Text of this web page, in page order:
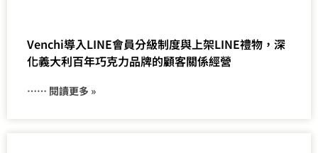
Venchi導入LINE會員分級制度與上架LINE禮物，深
化義大利百年巧克力品牌的顧客關係經營
⋯⋯ 閱讀更多 »